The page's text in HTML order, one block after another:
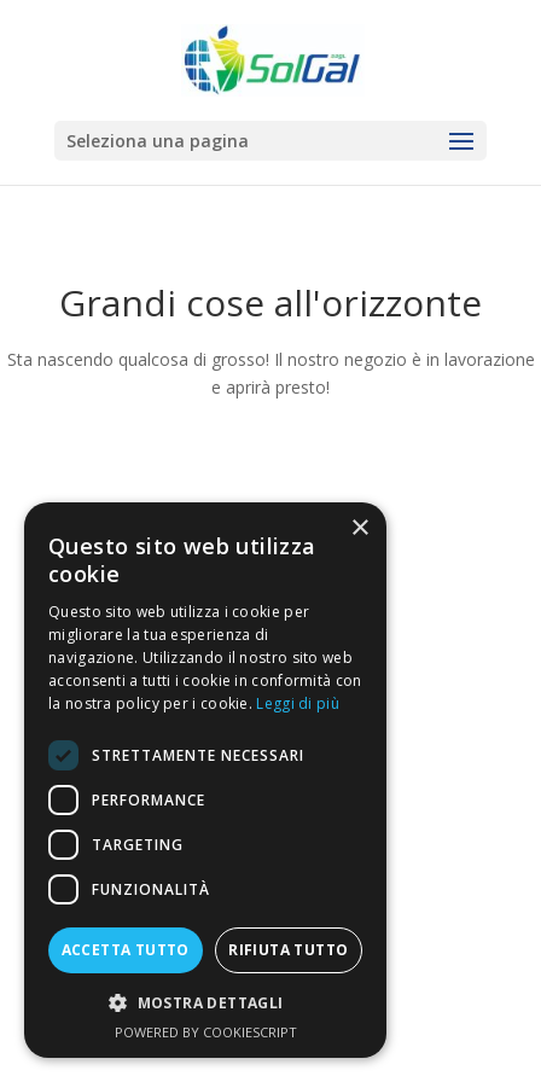
Seleziona una pagina
Grandi cose all'orizzonte
Sta nascendo qualcosa di grosso! Il nostro negozio è in lavorazione
e aprirà presto!
×
Questo sito web utilizza
cookie
Questo sito web utilizza i cookie per
migliorare la tua esperienza di
navigazione. Utilizzando il nostro sito web
acconsenti a tutti i cookie in conformità con
la nostra policy per i cookie. Leggi di più
STRETTAMENTE NECESSARI
PERFORMANCE
TARGETING
FUNZIONALITÀ
ACCETTA TUTTO RIFIUTA TUTTO
MOSTRA DETTAGLI
POWERED BY COOKIESCRIPT